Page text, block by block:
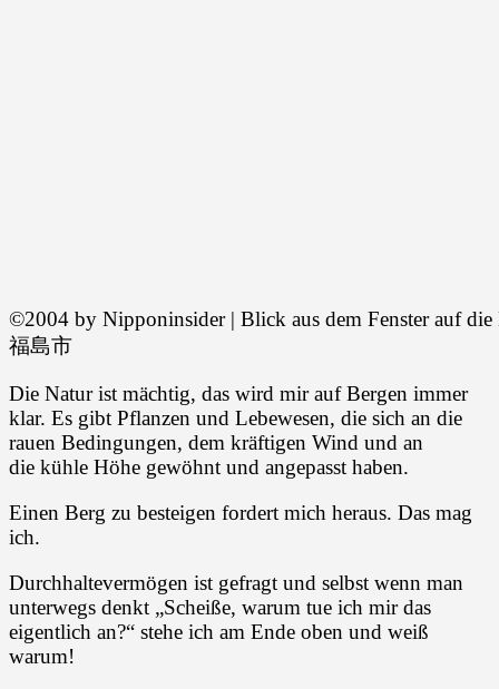
©2004 by Nipponinsider | Blick aus dem Fenster auf die
福島市
Die Natur ist mächtig, das wird mir auf Bergen immer
klar. Es gibt Pflanzen und Lebewesen, die sich an die
rauen Bedingungen, dem kräftigen Wind und an
die kühle Höhe gewöhnt und angepasst haben.
Einen Berg zu besteigen fordert mich heraus. Das mag
ich.
Durchhaltevermögen ist gefragt und selbst wenn man
unterwegs denkt „Scheiße, warum tue ich mir das
eigentlich an?“ stehe ich am Ende oben und weiß
warum!